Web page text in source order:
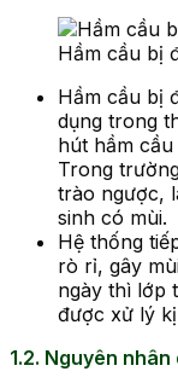
Hầm cầu bị
Hầm cầu bị
dụng trong
hút hầm
Trong
trào ngược,
sinh có mùi.
Hệ thống
rò rỉ, gây
ngày thì lớp
được xử lý
1.2. Nguyên